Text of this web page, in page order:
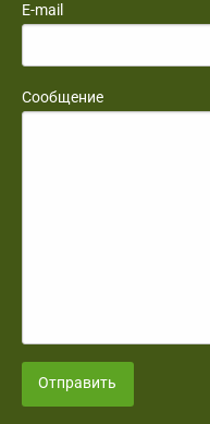
E-mail
Сообщение
Отправить